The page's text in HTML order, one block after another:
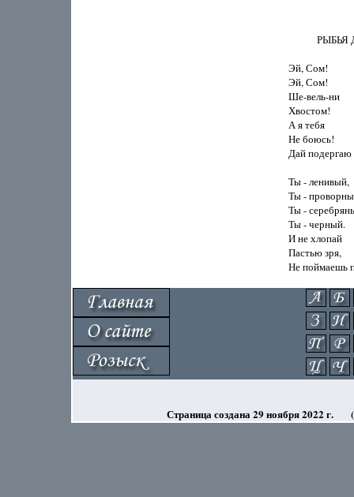
Эй, Сом!
Эй, Сом!
Ше-вель-ни
Хвостом!
А я тебя
Не боюсь!
Дай подергаю
Ты - ленивый,
Ты -
Ты -
Ты - черный.
И не хлопай
Пастью зря,
Страница создана 29 ноября 2022 г.